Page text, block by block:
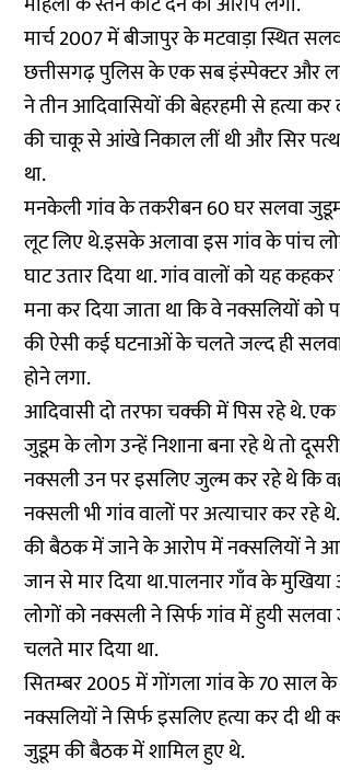
मार्च 2007 में बीजापुर के मटवाड़ा स्थित
छत्तीसगढ़ पुलिस के एक सब इंस्पेक्टर और
ने तीन आदिवासियों की बेहरहमी से हत्या कर
की चाकू से आंखे निकाल लीं थी और सिर
था.
मनकेली गांव के तकरीबन 60 घर सलवा
लूट लिए थे.इसके अलावा इस गांव के पांच
घाट उतार दिया था. गांव वालों को यह
मना कर दिया जाता था कि वे नक्सलियों को
की ऐसी कई घटनाओं के चलते जल्द ही
होने लगा.
आदिवासी दो तरफा चक्की में पिस रहे थे.
जुडूम के लोग उन्हें निशाना बना रहे थे तो
नक्सली उन पर इसलिए जुल्म कर रहे थे कि
नक्सली भी गांव वालों पर अत्याचार कर रहे
की बैठक में जाने के आरोप में नक्सलियों ने
जान से मार दिया था.पालनार गाँव के
लोगों को नक्सली ने सिर्फ गांव में हुयी
चलते मार दिया था.
सितम्बर 2005 में गोंगला गांव के 70 साल के
नक्सलियों ने सिर्फ इसलिए हत्या कर दी थी
जुडूम की बैठक में शामिल हुए थे.